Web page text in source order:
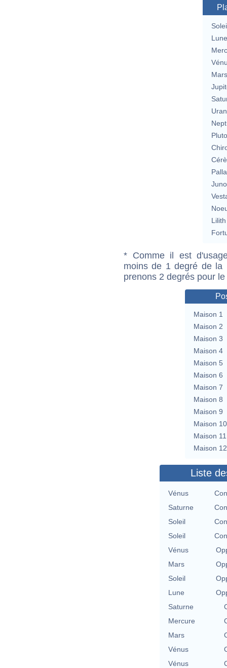
Lune
Mars
Lilith
* Comme il est
moins de 1 degré de la
prenons 2 degrés pour
Maison 1
Maison 2
Maison 3
Maison 4
Maison 5
Maison 6
Maison 7
Maison 8
Maison 9
Maison 10
Maison 11
Maison 12
Liste
Vénus
Saturne
Soleil
Soleil
Vénus
Mars
Soleil
Lune
Saturne
Mercure
Mars
Vénus
Vénus